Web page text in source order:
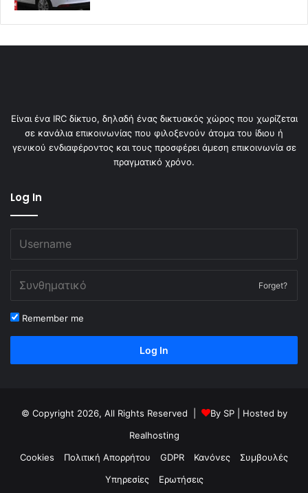
Είναι ένα IRC δίκτυο, δηλαδή ένας δικτυακός χώρος που χωρίζεται
σε κανάλια επικοινωνίας που φιλοξενούν άτομα του ίδιου ή
γενικού ενδιαφέροντος και τους προσφέρει άμεση επικοινωνία σε
πραγματικό χρόνο.
Log In
Forget?
Remember me
Log In
© Copyright 2026, All Rights Reserved | By SP| Hosted by
Realhosting
Cookies
Πολιτική Απορρήτου GDPR Κανόνες
Συμβουλές
Υπηρεσίες
Ερωτήσεις